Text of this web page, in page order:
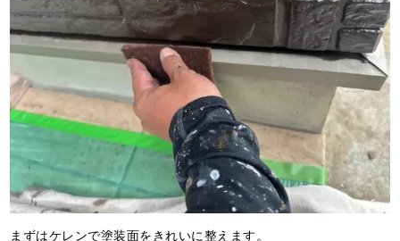
まずはケレンで塗装面をきれいに整えます。